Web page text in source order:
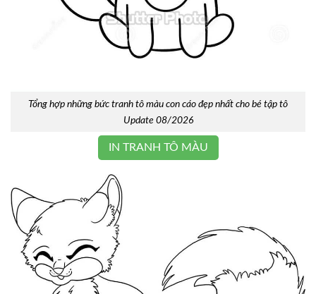
Tổng hợp những bức tranh tô màu con cáo đẹp nhất cho bé tập tô
Update 08/2026
IN TRANH TÔ MÀU